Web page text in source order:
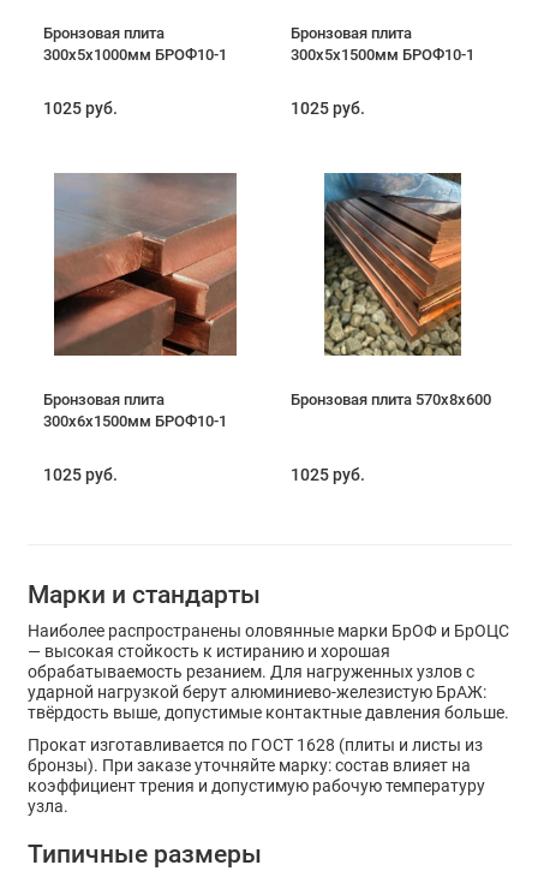
Бронзовая плита
300х5х1000мм БРОФ10-1
1025 руб.
Бронзовая плита
300х5х1500мм БРОФ10-1
1025 руб.
Бронзовая плита
300х6х1500мм БРОФ10-1
1025 руб.
Бронзовая плита 570х8х600
1025 руб.
Марки и стандарты
Наиболее распространены оловянные марки БрОФ и БрОЦС
— высокая стойкость к истиранию и хорошая
обрабатываемость резанием. Для нагруженных узлов с
ударной нагрузкой берут алюминиево-железистую БрАЖ:
твёрдость выше, допустимые контактные давления больше.
Прокат изготавливается по ГОСТ 1628 (плиты и листы из
бронзы). При заказе уточняйте марку: состав влияет на
коэффициент трения и допустимую рабочую температуру
узла.
Типичные размеры